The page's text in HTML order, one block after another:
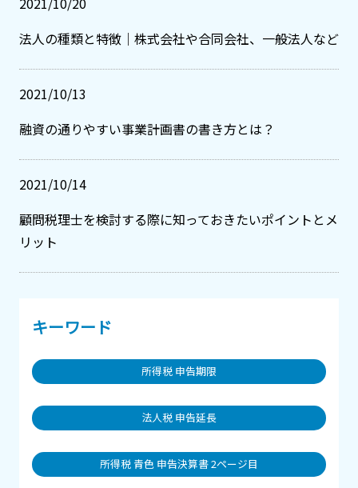
法人の種類と特徴｜株式会社や合同会社、一般法人など
2021/10/13
融資の通りやすい事業計画書の書き方とは？
2021/10/14
顧問税理士を検討する際に知っておきたいポイントとメ
リット
キーワード
所得税 申告期限
法人税 申告延長
所得税 青色 申告決算書 2ページ目